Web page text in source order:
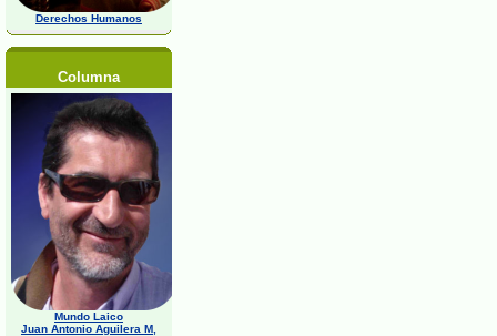
Derechos Humanos
Columna
Mundo Laico
Juan Antonio Aguilera M,